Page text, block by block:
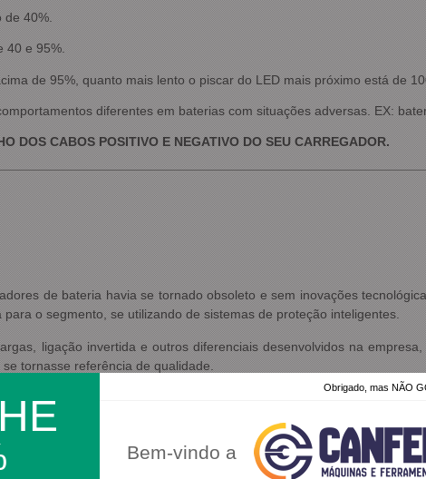
Obrigado, mas NÃO
Bem-vindo a
de 40%.
40 e 95%.
de 95%, quanto mais lento o piscar do LED mais próximo está de
diferentes em baterias com situações adversas. EX:
DOS CABOS POSITIVO E NEGATIVO DO SEU CARREGADOR.
de bateria havia se tornado obsoleto e sem inovações
o segmento, se utilizando de sistemas de proteção inteligentes.
ligação invertida e outros diferenciais desenvolvidos na
tornasse referência de qualidade.
e expandindo seus negócios no segmento de equipamentos
de bateria, autotransformadores, inversores de tensão,
atuação, a Flach se mantém com os mesmos princípios e valores de